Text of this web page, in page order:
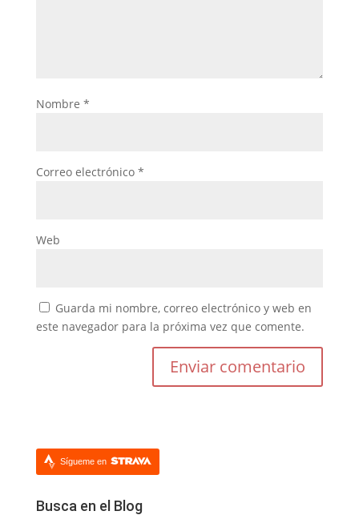
Nombre *
Correo electrónico *
Web
Guarda mi nombre, correo electrónico y web en
este navegador para la próxima vez que comente.
Sígueme en
Busca en el Blog